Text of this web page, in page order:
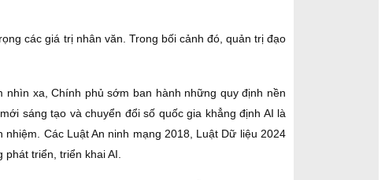
các giá trị nhân văn. Trong bối cảnh đó, quản trị đạo
xa, Chính phủ sớm ban hành những quy định nền
sáng tạo và chuyển đổi số quốc gia khẳng định AI là
Các Luật An ninh mạng 2018, Luật Dữ liệu 2024
triển, triển khai AI.